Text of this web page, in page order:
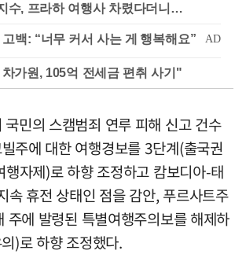
수, 프라하 여행사 차렸다더니…
가원, 105억 전세금 편취 사기"
국민의 스캠범죄 연루 피해 신고 건수
주에 대한 여행경보를 3단계(출국권
자제)로 하향 조정하고 캄보디아-태
속 휴전 상태인 점을 감안, 푸르사트주
주에 발령된 특별여행주의보를 해제하
)로 하향 조정했다.